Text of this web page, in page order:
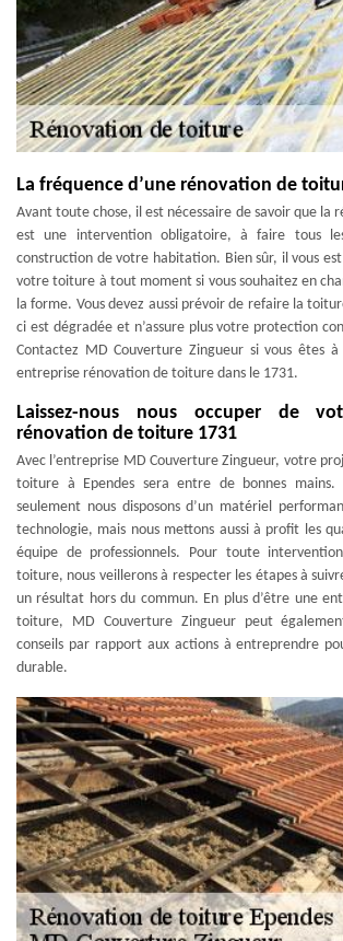
La fréquence d’une rénovation de
Avant toute chose, il est nécessaire de savoir que la
est une intervention obligatoire, à faire tous
construction de votre habitation. Bien sûr, il vous
votre toiture à tout moment si vous souhaitez en
la forme. Vous devez aussi prévoir de refaire la
ci est dégradée et n’assure plus votre protection
Contactez MD Couverture Zingueur si vous êtes à
entreprise rénovation de toiture dans le 1731.
Laissez-nous nous occuper de
rénovation de toiture 1731
Avec l’entreprise MD Couverture Zingueur, votre
toiture à Ependes sera entre de bonnes mains.
seulement nous disposons d’un matériel
technologie, mais nous mettons aussi à profit les
équipe de professionnels. Pour toute
toiture, nous veillerons à respecter les étapes à
un résultat hors du commun. En plus d’être une
toiture, MD Couverture Zingueur peut
conseils par rapport aux actions à entreprendre
durable.